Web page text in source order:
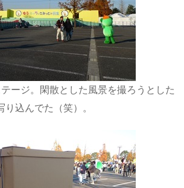
ージ。閑散とした風景を撮ろうとした
込んでた（笑）。